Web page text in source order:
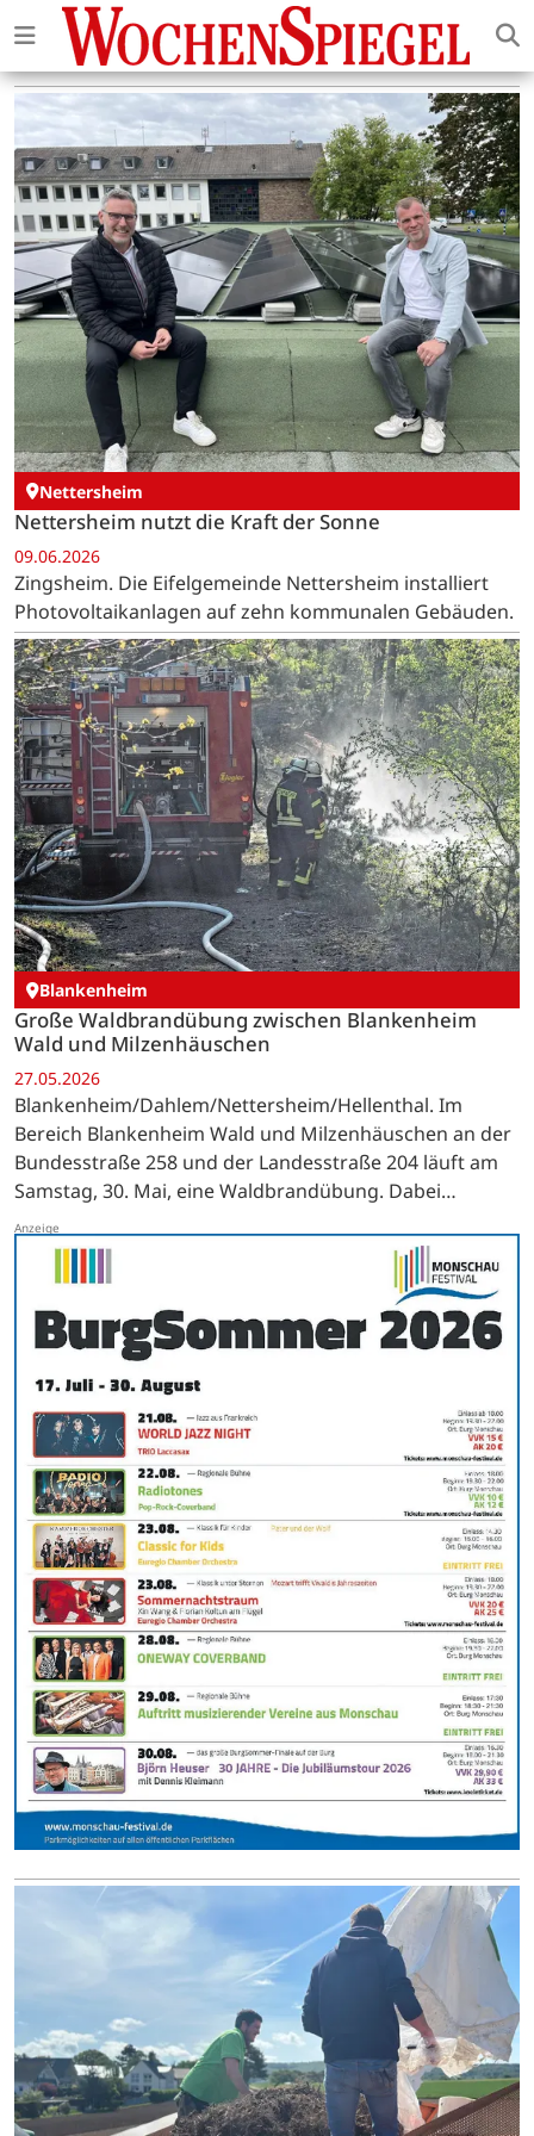
Nettersheim
Nettersheim nutzt die Kraft der Sonne
09.06.2026
Zingsheim. Die Eifelgemeinde Nettersheim installiert
Photovoltaikanlagen auf zehn kommunalen Gebäuden.
Blankenheim
Große Waldbrandübung zwischen Blankenheim
Wald und Milzenhäuschen
27.05.2026
Blankenheim/Dahlem/Nettersheim/Hellenthal. Im
Bereich Blankenheim Wald und Milzenhäuschen an der
Bundesstraße 258 und der Landesstraße 204 läuft am
Samstag, 30. Mai, eine Waldbrandübung. Dabei
wird ein Konzept zur Waldbrandbekämpfung wird
erprobt. …